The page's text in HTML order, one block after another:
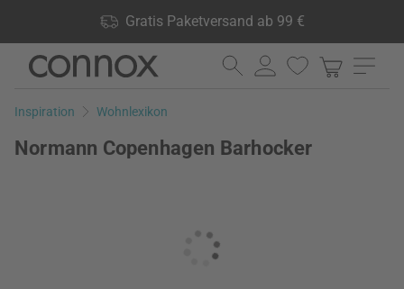
Gratis Paketversand ab 99 €
lagernd, 60 Tage Rückgaberecht
Direkt
Seiteninhalt
Direkt
Suchfeld
Inspiration Wohnlexikon
Normann Copenhagen Barhocker